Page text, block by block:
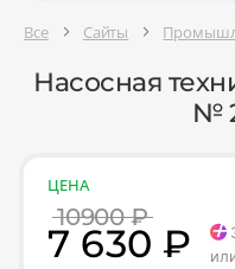
Все Сайты
Насосная
№
ЦЕНА
10900 ₽
7 630 ₽